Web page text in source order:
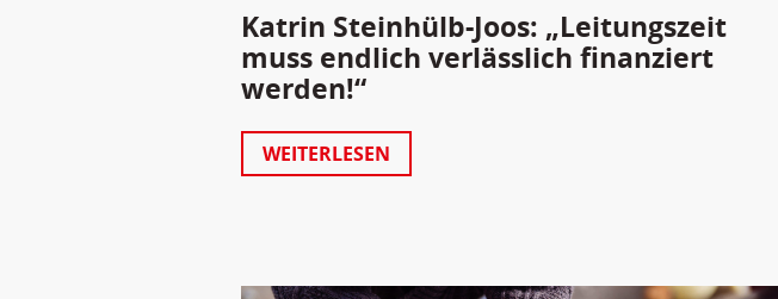
Katrin Steinhülb-Joos: „Leitungszeit
muss endlich verlässlich finanziert
werden!“
WEITERLESEN